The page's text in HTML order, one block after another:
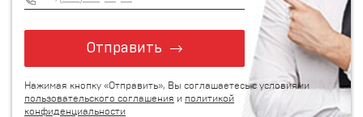
Отправить
Нажимая кнопку «Отправить», Вы соглашаетесь с условиями
пользовательского соглашения и политикой
конфиденциальности